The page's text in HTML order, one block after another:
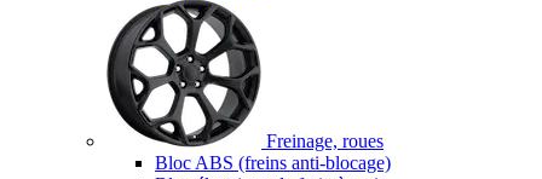
Freinage, roues
Bloc ABS (freins anti-blocage)